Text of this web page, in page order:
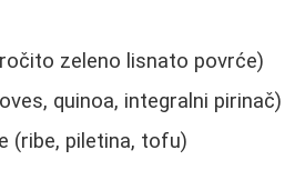
zeleno lisnato povrće)
quinoa, integralni pirinač)
(ribe, piletina, tofu)